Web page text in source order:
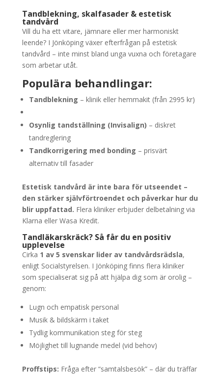
Tandblekning, skalfasader & estetisk
tandvård
Vill du ha ett vitare, jämnare eller mer harmoniskt
leende? I Jönköping växer efterfrågan på estetisk
tandvård – inte minst bland unga vuxna och företagare
som arbetar utåt.
Populära behandlingar:
Tandblekning – klinik eller hemmakit (från 2995 kr)
Osynlig tandställning (Invisalign) – diskret
tandreglering
Tandkorrigering med bonding – prisvärt
alternativ till fasader
Estetisk tandvård är inte bara för utseendet –
den stärker självförtroendet och påverkar hur du
blir uppfattad. Flera kliniker erbjuder delbetalning via
Klarna eller Wasa Kredit.
Tandläkarskräck? Så får du en positiv
upplevelse
Cirka 1 av 5 svenskar lider av tandvårdsrädsla,
enligt Socialstyrelsen. I Jönköping finns flera kliniker
som specialiserat sig på att hjälpa dig som är orolig –
genom:
Lugn och empatisk personal
Musik & bildskärm i taket
Tydlig kommunikation steg för steg
Möjlighet till lugnande medel (vid behov)
Proffstips: Fråga efter “samtalsbesök” – där du träffar